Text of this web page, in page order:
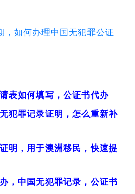
，如何办理中国无犯罪公证
表如何填写，公证书代办
犯罪记录证明，怎么重新补
明，用于澳洲移民，快速提
，中国无犯罪记录，公证书